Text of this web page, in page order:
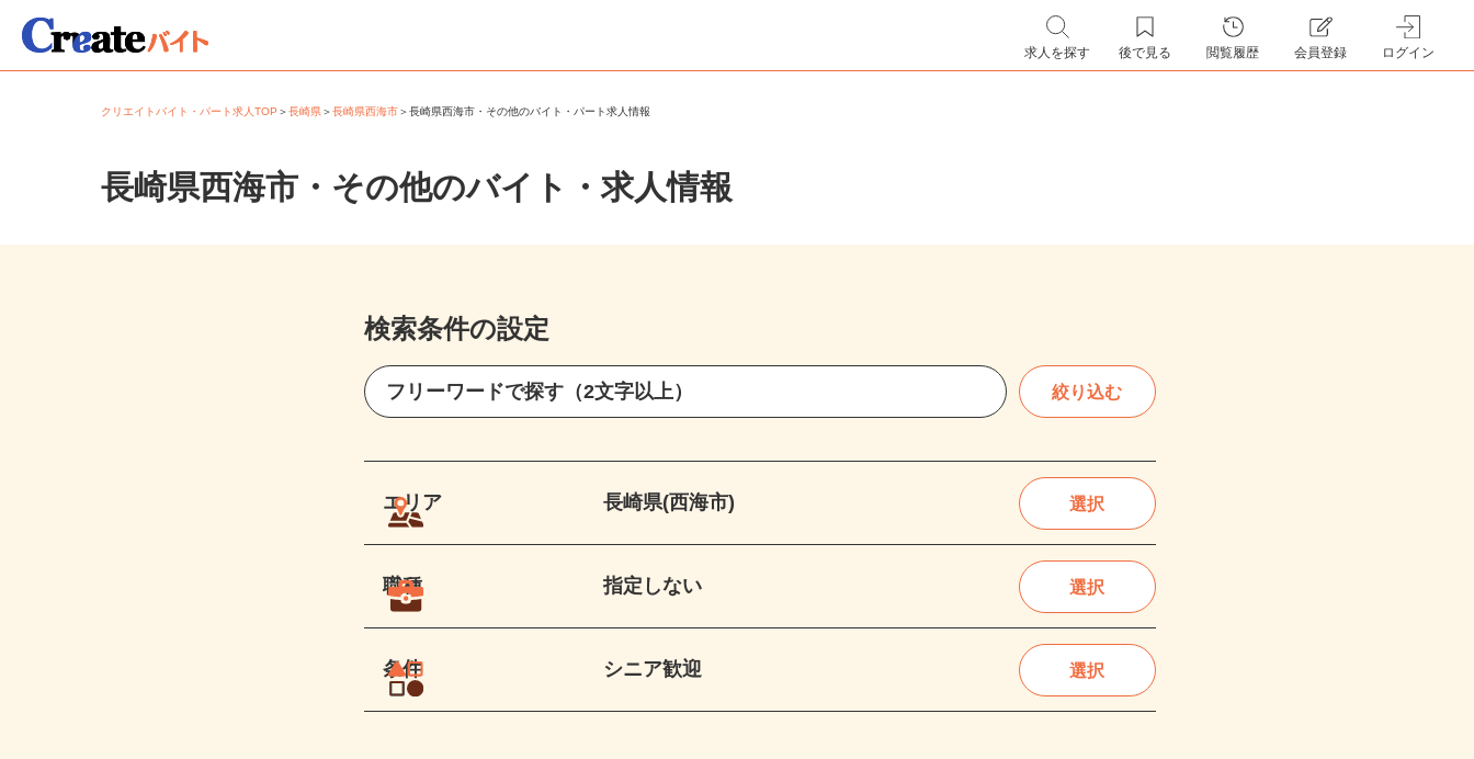
求人を探す 後で見る 閲覧履歴 会員登録 ログイン
クリエイトバイト・パート求人TOP＞長崎県＞長崎県西海市＞長崎県西海市・その他のバイト・パート求人情報
長崎県西海市・その他のバイト・求人情報
検索条件の設定
絞り込む
エリア 長崎県(西海市) 選択
職種 指定しない 選択
条件 シニア歓迎 選択